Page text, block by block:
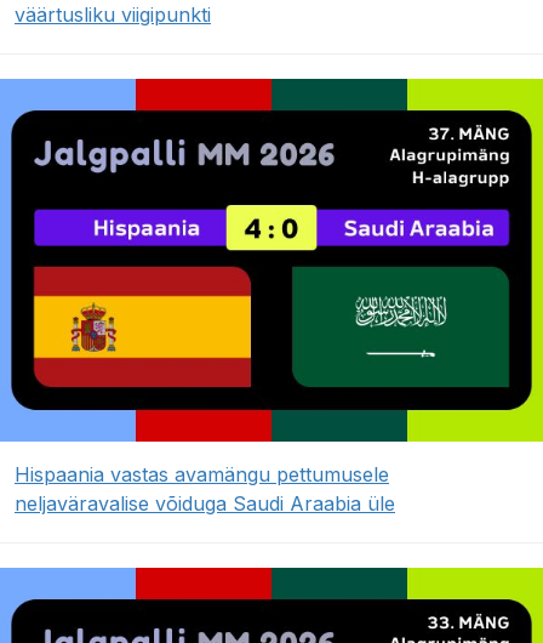
väärtusliku viigipunkti
Hispaania vastas avamängu pettumusele
neljaväravalise võiduga Saudi Araabia üle